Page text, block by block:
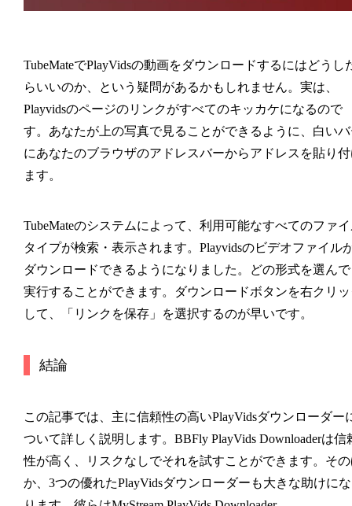
TubeMateでPlayVidsの動画をダウンロードするにはどうし
らいいのか、という疑問があるかもしれません。実は、
Playvidsのページのリンクがすべてのキッカケになるので
す。あなたが上の写真で見ることができるように、白い
にあなたのブラウザのアドレスバーからアドレスを貼り
ます。
TubeMateのシステムによって、利用可能なすべてのファ
タイプが検索・表示されます。Playvidsのビデオファイル
ダウンロードできるようになりました。どの形式を選ん
実行することができます。ダウンロードボタンを右クリ
して、「リンクを保存」を選択するのが早いです。
結論
この記事では、主に信頼性の高いPlayVidsダウンローダー
ついて詳しく説明します。BBFly PlayVids Downloaderは信
性が高く、リスクなしでそれを試すことができます。そ
か、3つの優れたPlayVidsダウンローダーも大きな助けにな